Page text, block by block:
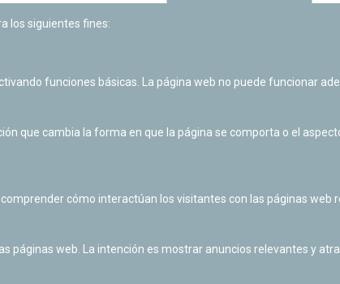
los siguientes fines:
funciones básicas. La página web no puede funcionar
que cambia la forma en que la página se comporta o el
cómo interactúan los visitantes con las páginas
páginas web. La intención es mostrar anuncios relevantes y